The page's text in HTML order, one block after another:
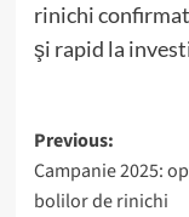
rinichi
şi rapid la
Post
Previous:
Campanie 2025:
bolilor de rinichi